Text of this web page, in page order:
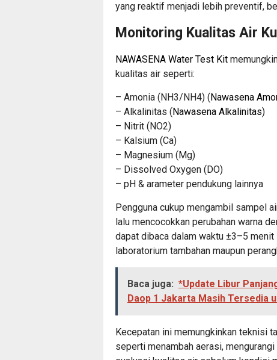
yang reaktif menjadi lebih preventif,
Monitoring Kualitas Air
NAWASENA Water Test Kit
kualitas air seperti:
– Amonia (NH3/NH4) ( Nawasena
– Alkalinitas ( Nawasena Alkalinitas)
– Nitrit (NO2)
– Kalsium (Ca)
– Magnesium (Mg)
– Dissolved Oxygen (DO)
– pH & arameter pendukung lainnya
Pengguna cukup mengambil sampel
lalu mencocokkan perubahan warna
dapat dibaca dalam waktu ±3–5
laboratorium tambahan maupun
Baca juga: *Update Libur
Daop 1 Jakarta Masih Tersedia
Kecepatan ini memungkinkan teknisi
seperti menambah aerasi,